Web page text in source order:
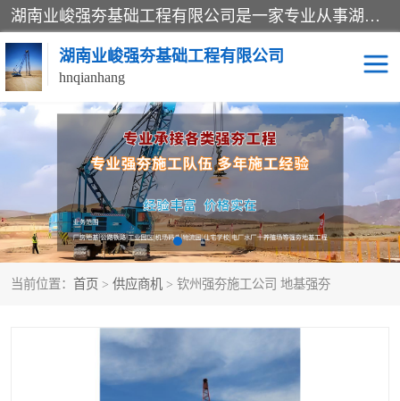
湖南业峻强夯基础工程有限公司是一家专业从事湖南强夯基础工程、强夯机租赁，地基处理的施工单位。业务覆盖：湖南、广东，江西等地。可承接1000KN.m-25000KN.m强夯（置换）工程。公司创始人是国内较早期从事强夯施工的建设者，经过多年的一步一个脚印的发展，在行业内具有较高的度和良好的口碑。
湖南业峻强夯基础工程有限公司
hnqianhang
当前位置： 首页 > 供应商机 > 钦州强夯施工公司 地基强夯
强夯施工案例 强夯机租赁
强夯施工工程 强夯施工队伍
强夯队伍